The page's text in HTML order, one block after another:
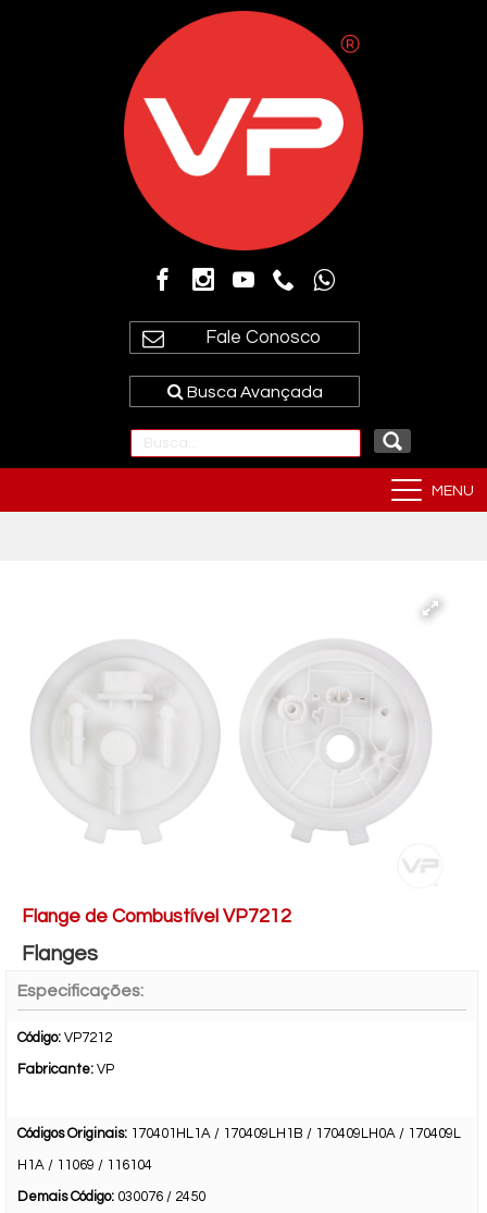
Fale Conosco
Busca Avançada
MENU
Flange de Combustível VP7212
Flanges
Especificações:
Código: VP7212
Fabricante: VP
Códigos Originais: 170401HL1A / 170409LH1B / 170409LH0A / 170409L
H1A / 11069 / 116104
Demais Código: 030076 / 2450